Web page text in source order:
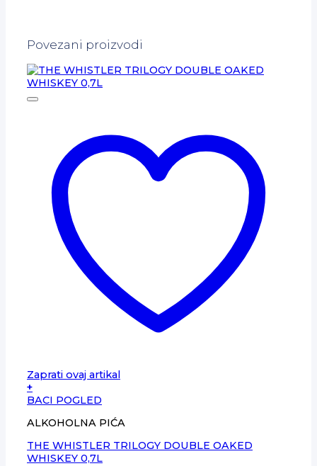
Povezani proizvodi
Zaprati ovaj artikal
+
BACI POGLED
ALKOHOLNA PIĆA
THE WHISTLER TRILOGY DOUBLE OAKED
WHISKEY 0,7L